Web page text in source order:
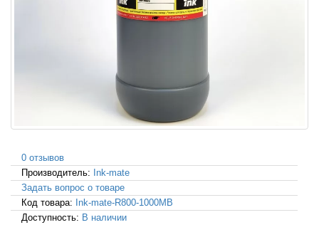
0 отзывов
Производитель: Ink-mate
Задать вопрос о товаре
Код товара: Ink-mate-R800-1000MB
Доступность: В наличии